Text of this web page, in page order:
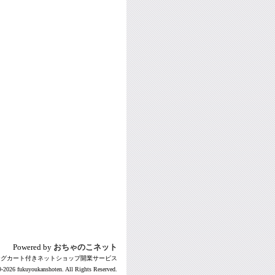
Powered by おちゃのこネット
カート付きネットショップ開業サービス
2026 fukuyoukanshoten. All Rights Reserved.